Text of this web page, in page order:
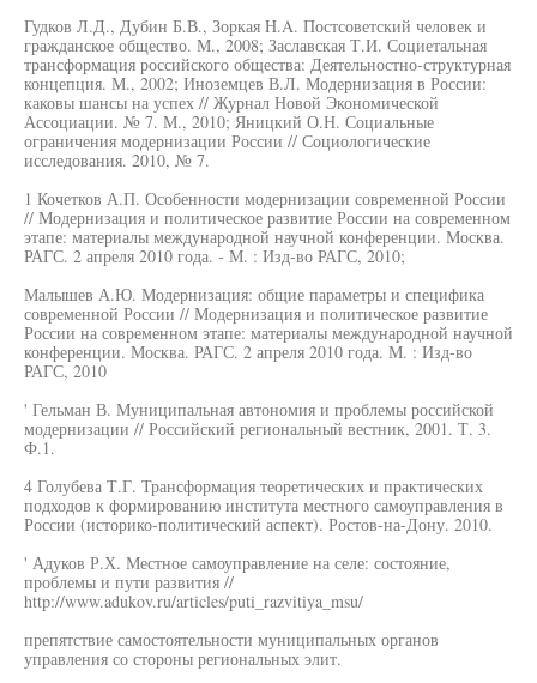
Гудков Л.Д., Дубин Б.В., Зоркая H.A. Постсоветский человек и
гражданское общество. М., 2008; Заславская Т.И. Социетальная
трансформация российского общества: Деятельностно-структурная
концепция. М., 2002; Иноземцев В.Л. Модернизация в России:
каковы шансы на успех // Журнал Новой Экономической
Ассоциации. № 7. М., 2010; Яницкий О.Н. Социальные
ограничения модернизации России // Социологические
исследования. 2010, № 7.
1 Кочетков А.П. Особенности модернизации современной России
// Модернизация и политическое развитие России на современном
этапе: материалы международной научной конференции. Москва.
РАГС. 2 апреля 2010 года. - М. : Изд-во РАГС, 2010;
Малышев А.Ю. Модернизация: общие параметры и специфика
современной России // Модернизация и политическое развитие
России на современном этапе: материалы международной научной
конференции. Москва. РАГС. 2 апреля 2010 года. М. : Изд-во
РАГС, 2010
' Гельман В. Муниципальная автономия и проблемы российской
модернизации // Российский региональный вестник, 2001. Т. 3.
Ф.1.
4 Голубева Т.Г. Трансформация теоретических и практических
подходов к формированию института местного самоуправления в
России (историко-политический аспект). Ростов-на-Дону. 2010.
' Адуков Р.Х. Местное самоуправление на селе: состояние,
проблемы и пути развития //
http://www.adukov.ru/articles/puti_razvitiya_msu/
препятствие самостоятельности муниципальных органов
управления со стороны региональных элит.